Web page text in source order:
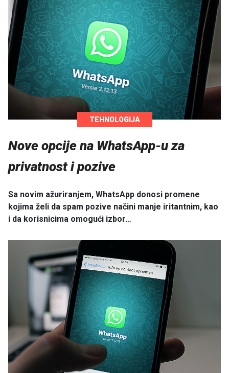
TEHNOLOGIJA
Nove opcije na WhatsApp-u za
privatnost i pozive
Sa novim ažuriranjem, WhatsApp donosi promene
kojima želi da spam pozive načini manje iritantnim, kao
i da korisnicima omogući izbor…